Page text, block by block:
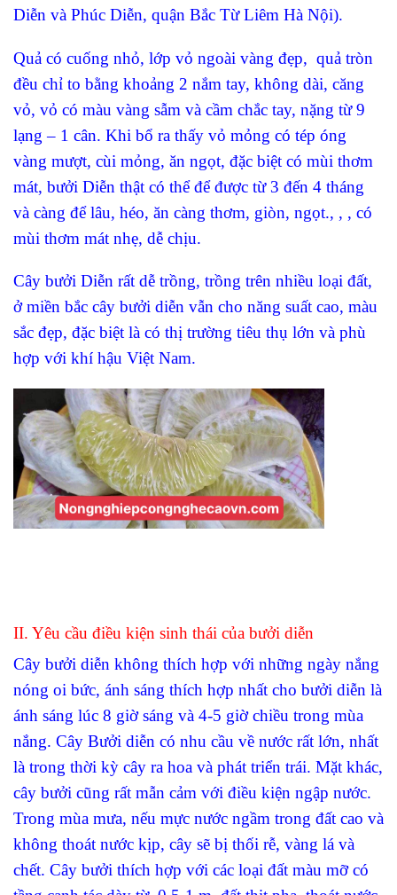
Diễn và Phúc Diễn, quận Bắc Từ Liêm Hà Nội).
Quả có cuống nhỏ, lớp vỏ ngoài vàng đẹp, quả tròn
đều chỉ to bằng khoảng 2 nắm tay, không dài, căng
vỏ, vỏ có màu vàng sẫm và cầm chắc tay, nặng từ 9
lạng – 1 cân. Khi bổ ra thấy vỏ mỏng có tép óng
vàng mượt, cùi mỏng, ăn ngọt, đặc biệt có mùi thơm
mát, bưởi Diễn thật có thể để được từ 3 đến 4 tháng
và càng để lâu, héo, ăn càng thơm, giòn, ngọt., , , có
mùi thơm mát nhẹ, dễ chịu.
Cây bưởi Diễn rất dễ trồng, trồng trên nhiều loại đất,
ở miền bắc cây bưởi diễn vẫn cho năng suất cao, màu
sắc đẹp, đặc biệt là có thị trường tiêu thụ lớn và phù
hợp với khí hậu Việt Nam.
II. Yêu cầu điều kiện sinh thái của bưởi diễn
Cây bưởi diễn không thích hợp với những ngày nắng
nóng oi bức, ánh sáng thích hợp nhất cho bưởi diễn là
ánh sáng lúc 8 giờ sáng và 4-5 giờ chiều trong mùa
nắng. Cây Bưởi diễn có nhu cầu về nước rất lớn, nhất
là trong thời kỳ cây ra hoa và phát triển trái. Mặt khác,
cây bưởi cũng rất mẫn cảm với điều kiện ngập nước.
Trong mùa mưa, nếu mực nước ngầm trong đất cao và
không thoát nước kịp, cây sẽ bị thối rễ, vàng lá và
chết. Cây bưởi thích hợp với các loại đất màu mỡ có